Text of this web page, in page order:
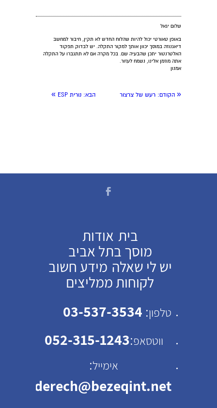
שלום יגאל
באופן טאורטי יכול להיות שהלוח החדש לא תקין, חיבור למחשב
דיאגנוזה במוסך יכוון אותך למקור התקלה. יש לבדוק תפקוד
האלטרנטור יתכן שהבעיה שם. בכל מקרה אם לא תתגברו על התקלה
אתה מוזמן אלינו, נשמח לעזור.
אמנון
« הקודם: רעש של צרצור הבא: נורית ESP »
בית אודות
מוסך בתל אביב
יש לי שאלה מידע חשוב
לקוחות ממליצים
טלפון:
03-537-3534
ווטסאפ:
052-315-1243
אימייל: